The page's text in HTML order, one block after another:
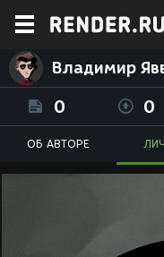
Владимир
0 0
ОБ АВТОРЕ